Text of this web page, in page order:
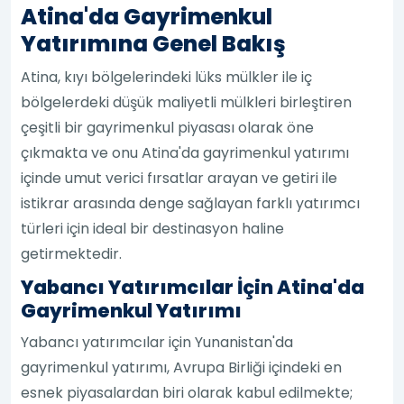
Atina'da Gayrimenkul
Yatırımına Genel Bakış
Atina, kıyı bölgelerindeki lüks mülkler ile iç
bölgelerdeki düşük maliyetli mülkleri birleştiren
çeşitli bir gayrimenkul piyasası olarak öne
çıkmakta ve onu Atina'da gayrimenkul yatırımı
içinde umut verici fırsatlar arayan ve getiri ile
istikrar arasında denge sağlayan farklı yatırımcı
türleri için ideal bir destinasyon haline
getirmektedir.
Yabancı Yatırımcılar İçin Atina'da
Gayrimenkul Yatırımı
Yabancı yatırımcılar için Yunanistan'da
gayrimenkul yatırımı, Avrupa Birliği içindeki en
esnek piyasalardan biri olarak kabul edilmekte;